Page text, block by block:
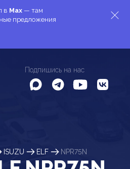
в Max — там
предложения
Подпишись на нас
ISUZU ELF NPR75N